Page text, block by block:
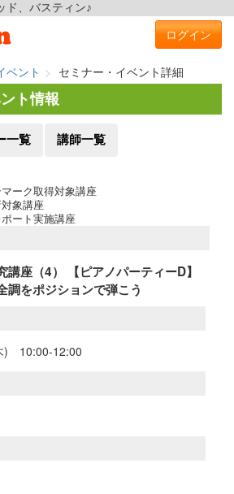
ド、バスティン♪
ログイン
ベント
セミナー・イベント詳細
ト情報
一覧 講師一覧
ーク取得対象講座
象講座
ート実施講座
講座（4） 【ピアノパーティーD】
調をポジションで弾こう
) 10:00-12:00